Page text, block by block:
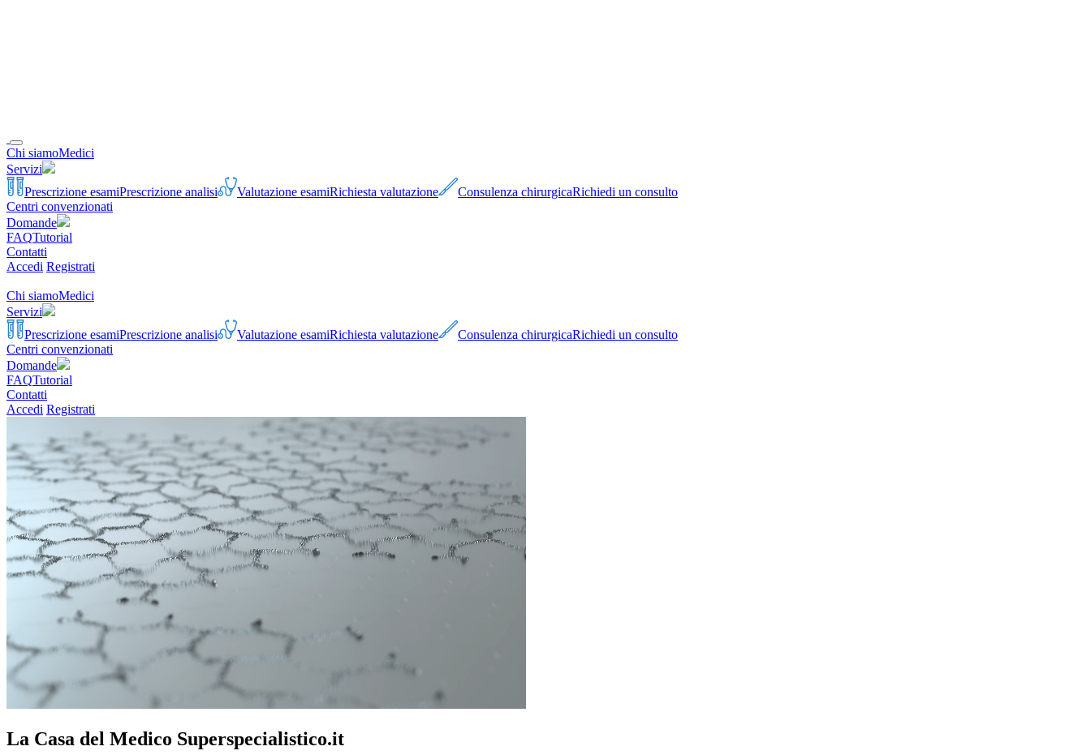
Chi siamoMedici
Servizi
Prescrizione esamiPrescrizione analisi Valutazione esamiRichiesta valutazione Consulenza chirurgicaRichiedi un consulto
Centri convenzionati
Domande
FAQTutorial
Contatti
Accedi Registrati
Chi siamoMedici
Servizi
Prescrizione esamiPrescrizione analisi Valutazione esamiRichiesta valutazione Consulenza chirurgicaRichiedi un consulto
Centri convenzionati
Domande
FAQTutorial
Contatti
Accedi Registrati
La Casa del Medico Superspecialistico.it